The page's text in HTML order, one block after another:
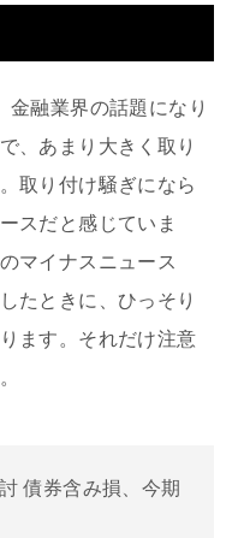
金融業界の話題になり
、あまり大きく取り
取り付け騒ぎになら
スだと感じていま
マイナスニュース
たときに、ひっそり
ます。それだけ注意
債券含み損、今期